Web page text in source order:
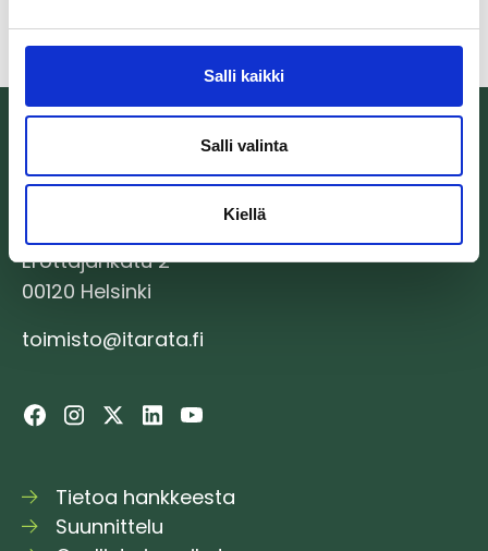
Salli kaikki
Salli valinta
Kiellä
Erottajankatu 2
00120 Helsinki
toimisto@itarata.fi
Tietoa hankkeesta
Suunnittelu